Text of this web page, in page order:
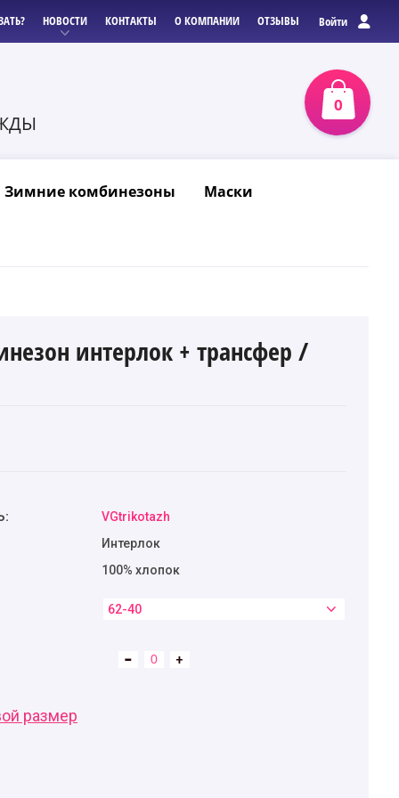
НОВОСТИ КОНТАКТЫ О КОМПАНИИ ОТЗЫВЫ Войти
0
Зимние комбинезоны Маски
интерлок + трансфер /
VGtrikotazh
Интерлок
100% хлопок
62-40
размер